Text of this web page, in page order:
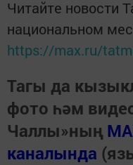
Читайте новости
национальном
https://max.ru/
Тагы да
фото һәм
Чаллы»ның
каналында